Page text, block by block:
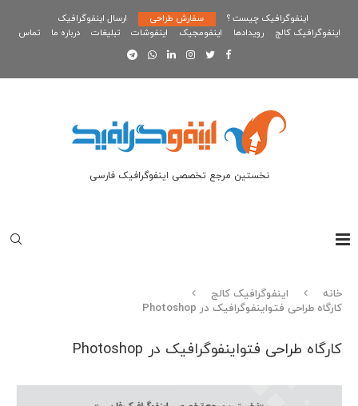
اینفوگرافیک چیست ؟ سفارش طراحی
ارسال اینفوگرافیک
اینفوگرافیک کالج
رویدادها اینفومجیک اینفوشات تبلیغات درباره ما تماس
نخستین مرجع تخصصی اینفوگرافیک فارسی
خانه
اینفوگرافیک کالج
کارگاه طراحی فتواینفوگرافیک در Photoshop
کارگاه طراحی فتواینفوگرافیک در Photoshop